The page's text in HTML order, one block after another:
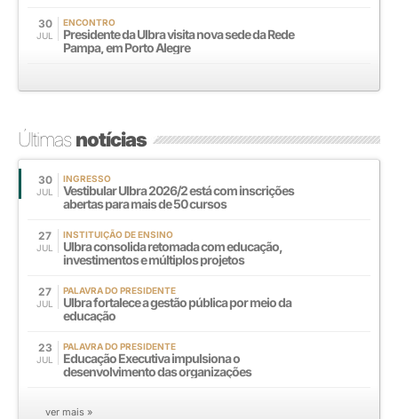
30
JUL
ENCONTRO
Presidente da Ulbra visita nova sede da Rede
Pampa, em Porto Alegre
Últimasnotícias
30
JUL
INGRESSO
Vestibular Ulbra 2026/2 está com inscrições
abertas para mais de 50 cursos
27
JUL
INSTITUIÇÃO DE ENSINO
Ulbra consolida retomada com educação,
investimentos e múltiplos projetos
27
JUL
PALAVRA DO PRESIDENTE
Ulbra fortalece a gestão pública por meio da
educação
23
JUL
PALAVRA DO PRESIDENTE
Educação Executiva impulsiona o
desenvolvimento das organizações
ver mais »